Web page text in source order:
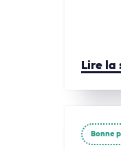
Lire la
Bonne